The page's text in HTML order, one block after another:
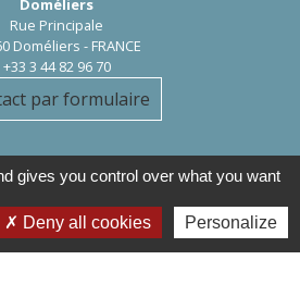
Doméliers
Rue Principale
Doméliers - FRANCE
+33 3 44 82 96 70
par formulaire
gives you control over what you want
Deny all cookies Personalize